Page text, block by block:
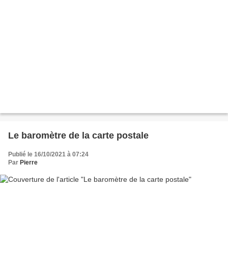
Le baromètre de la carte postale
Publié le 16/10/2021 à 07:24
Par Pierre